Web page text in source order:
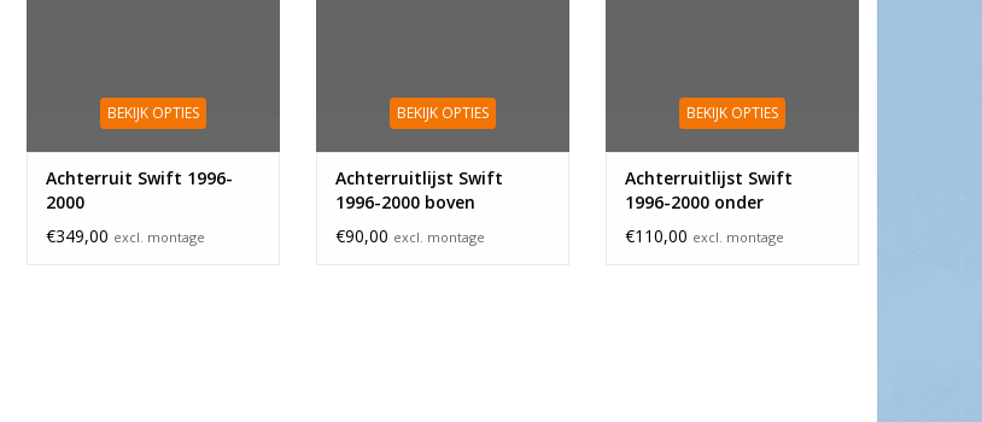
BEKIJK OPTIES
Achterruit Swift 1996-
2000
€349,00 excl. montage
BEKIJK OPTIES
Achterruitlijst Swift
1996-2000 boven
€90,00 excl. montage
BEKIJK OPTIES
Achterruitlijst Swift
1996-2000 onder
€110,00 excl. montage